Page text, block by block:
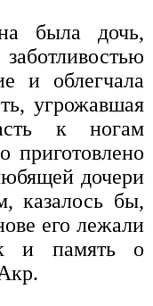
была дочь,
и облегчала
угрожавшая
к ногам
приготовлено
дочери
казалось бы,
его лежали
и память о